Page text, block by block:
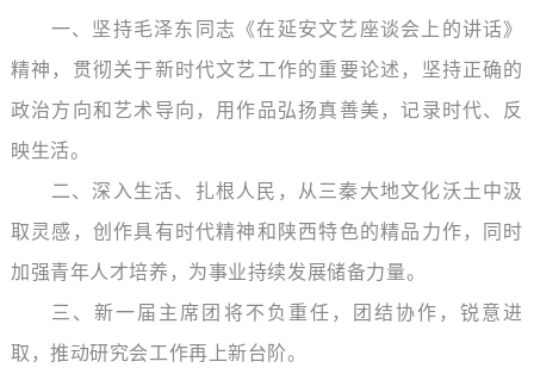
一、坚持毛泽东同志《在延安文艺座谈会上的讲话》
精神，贯彻关于新时代文艺工作的重要论述，坚持正确的
政治方向和艺术导向，用作品弘扬真善美，记录时代、反
映生活。
二、深入生活、扎根人民，从三秦大地文化沃土中汲
取灵感，创作具有时代精神和陕西特色的精品力作，同时
加强青年人才培养，为事业持续发展储备力量。
三、新一届主席团将不负重任，团结协作，锐意进
取，推动研究会工作再上新台阶。